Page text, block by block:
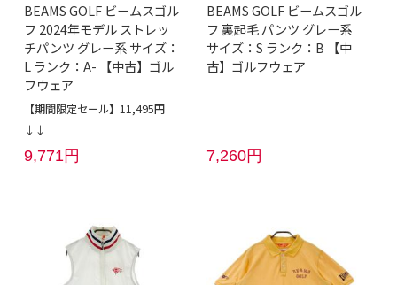
BEAMS GOLF ビームスゴル
フ 2024年モデル ストレッ
チパンツ グレー系 サイズ：
L ランク：A- 【中古】ゴル
フウェア
【期間限定セール】11,495円
↓↓
9,771円
BEAMS GOLF ビームスゴル
フ 裏起毛 パンツ グレー系
サイズ：S ランク：B 【中
古】ゴルフウェア
7,260円